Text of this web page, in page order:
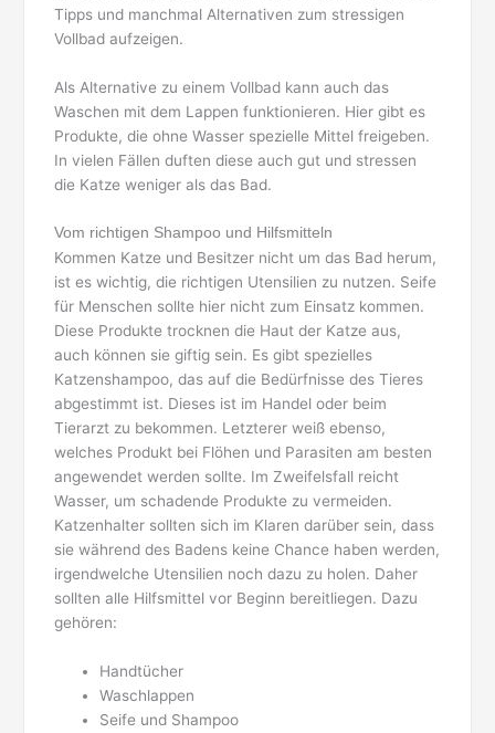
Tipps und manchmal Alternativen zum stressigen
Vollbad aufzeigen.
Als Alternative zu einem Vollbad kann auch das
Waschen mit dem Lappen funktionieren. Hier gibt es
Produkte, die ohne Wasser spezielle Mittel freigeben.
In vielen Fällen duften diese auch gut und stressen
die Katze weniger als das Bad.
Vom richtigen Shampoo und Hilfsmitteln
Kommen Katze und Besitzer nicht um das Bad herum,
ist es wichtig, die richtigen Utensilien zu nutzen. Seife
für Menschen sollte hier nicht zum Einsatz kommen.
Diese Produkte trocknen die Haut der Katze aus,
auch können sie giftig sein. Es gibt spezielles
Katzenshampoo, das auf die Bedürfnisse des Tieres
abgestimmt ist. Dieses ist im Handel oder beim
Tierarzt zu bekommen. Letzterer weiß ebenso,
welches Produkt bei Flöhen und Parasiten am besten
angewendet werden sollte. Im Zweifelsfall reicht
Wasser, um schadende Produkte zu vermeiden.
Katzenhalter sollten sich im Klaren darüber sein, dass
sie während des Badens keine Chance haben werden,
irgendwelche Utensilien noch dazu zu holen. Daher
sollten alle Hilfsmittel vor Beginn bereitliegen. Dazu
gehören:
Handtücher
Waschlappen
Seife und Shampoo